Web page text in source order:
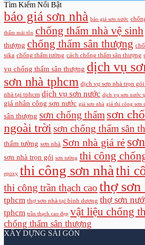
Tìm Kiếm Nổi Bật
báo giá sơn nhà báo giá sơn nước
thấm mái tôn chống thấm nhà vệ sinh
thượng chống thấm sân thượng
sika chống thấm tường cách chống thấm sân thượng
vụ chống thấm sân thượng dịch vụ
sơn nhà tphcm dịch vụ sơn nhà trọn
nhà tại tphcm dịch vụ sơn nước dịch vụ sơn nước
giá nhân công sơn nước giá sơn nhà giá thi công sơn
sân thượng sơn chống thấm sơn
ngoài trời sơn chống thấm sân
thấm tường sơn nhà Sơn nhà giá rẻ
sơn nhà trọn gói sơn tường thi công
epoxy thi công sơn nhà thi
thi công trần thạch cao thợ sơn
tphcm thợ sơn nhà tại bình dương thợ sơn
tphcm trần thạch cao đẹp vật liệu chống
chống thấm sân thượng
XÂY DỰNG SÀI GÒN